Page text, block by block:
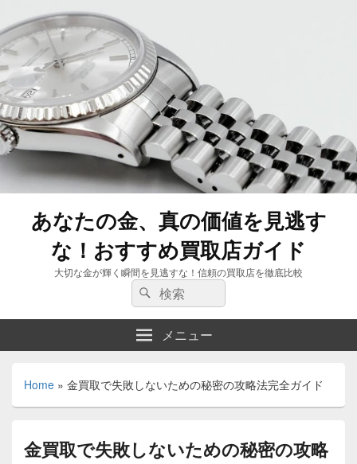
あなたの金、真の価値を見逃す
な！おすすめ買取店ガイド
大切な金が輝く瞬間を見逃すな！信頼の買取店を徹底比較
検
索:
検
索
メニュー
Home » 金買取で失敗しないための秘密の攻略法完全ガイド
金買取で失敗しないための秘密の攻略